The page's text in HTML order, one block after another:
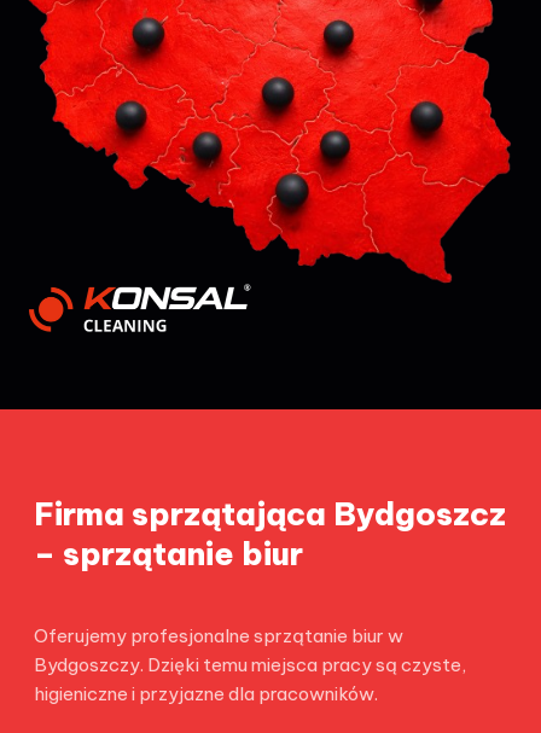
Firma sprzątająca Bydgoszcz
– sprzątanie biur
Oferujemy profesjonalne sprzątanie biur w
Bydgoszczy. Dzięki temu miejsca pracy są czyste,
higieniczne i przyjazne dla pracowników.